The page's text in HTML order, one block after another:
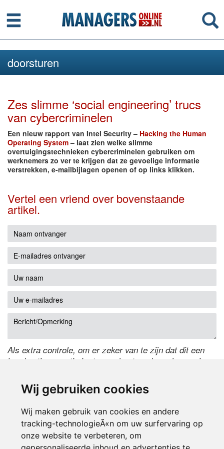
Wij gebruiken cookies
Wij maken gebruik van cookies en andere
tracking-technologieÃ«n om uw surfervaring op
onze website te verbeteren, om
Menu
doorsturen
Zes slimme ‘social engineering’ trucs
van cybercriminelen
Een nieuw rapport van Intel Security – Hacking the Human
Operating System– laat zien welke slimme
overtuigingstechnieken cybercriminelen gebruiken om
werknemers zo ver te krijgen dat ze gevoelige informatie
verstrekken, e-mailbijlagen openen of op links klikken.
Vertel een vriend over bovenstaande
artikel.
Als extra controle, om er zeker van te zijn dat dit een
handmatige reactie is, typ onderstaande code over in
de code te wijzigen.